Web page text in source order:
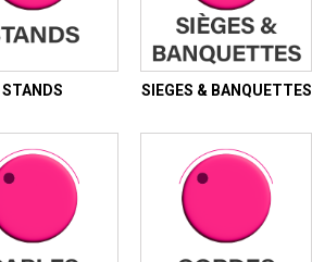
STANDS SIEGES & BANQUETTES